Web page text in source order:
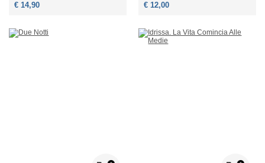
€ 14,90 € 12,00